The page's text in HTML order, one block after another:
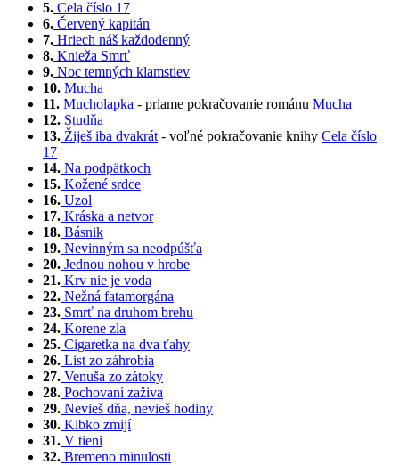
5. Cela číslo 17
6. Červený kapitán
7. Hriech náš každodenný
8. Knieža Smrť
9. Noc temných klamstiev
10. Mucha
11. Mucholapka - priame pokračovanie románu Mucha
12. Studňa
13. Žiješ iba dvakrát - voľné pokračovanie knihy Cela číslo
17
14. Na podpätkoch
15. Kožené srdce
16. Uzol
17. Kráska a netvor
18. Básnik
19. Nevinným sa neodpúšťa
20. Jednou nohou v hrobe
21. Krv nie je voda
22. Nežná fatamorgána
23. Smrť na druhom brehu
24. Korene zla
25. Cigaretka na dva ťahy
26. List zo záhrobia
27. Venuša zo zátoky
28. Pochovaní zaživa
29. Nevieš dňa, nevieš hodiny
30. Klbko zmijí
31. V tieni
32. Bremeno minulosti